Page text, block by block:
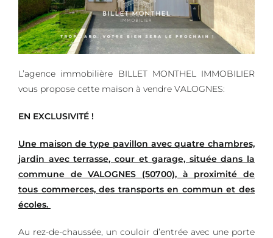
L’agence immobilière BILLET MONTHEL IMMOBILIER
vous propose cette maison à vendre VALOGNES:
EN EXCLUSIVITÉ !
Une maison de type pavillon avec quatre chambres,
jardin avec terrasse, cour et garage, située dans la
commune de VALOGNES (50700), à proximité de
tous commerces, des transports en commun et des
écoles.
Au rez-de-chaussée, un couloir d’entrée avec une porte